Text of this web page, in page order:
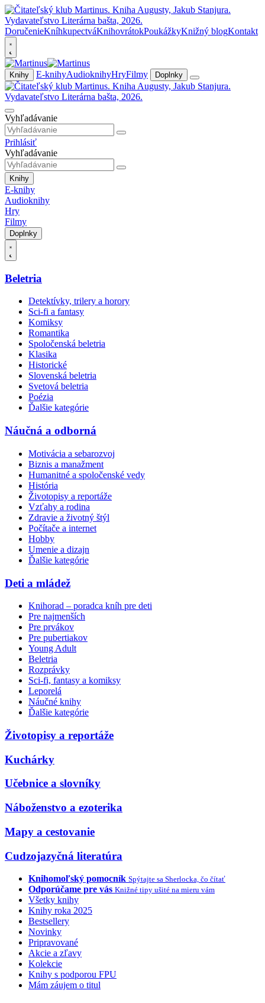
DoručenieKníhkupectváKnihovrátokPoukážkyKnižný blogKontakt
Knihy E-knihyAudioknihyHryFilmy Doplnky
Vyhľadávanie
Prihlásiť
Vyhľadávanie
Knihy
E-knihy
Audioknihy
Hry
Filmy
Doplnky
Beletria
Detektívky, trilery a horory
Sci-fi a fantasy
Komiksy
Romantika
Spoločenská beletria
Klasika
Historické
Slovenská beletria
Svetová beletria
Poézia
Ďalšie kategórie
Náučná a odborná
Motivácia a sebarozvoj
Biznis a manažment
Humanitné a spoločenské vedy
História
Životopisy a reportáže
Vzťahy a rodina
Zdravie a životný štýl
Počítače a internet
Hobby
Umenie a dizajn
Ďalšie kategórie
Deti a mládež
Knihorad – poradca kníh pre deti
Pre najmenších
Pre prvákov
Pre pubertiakov
Young Adult
Beletria
Rozprávky
Sci-fi, fantasy a komiksy
Leporelá
Náučné knihy
Ďalšie kategórie
Životopisy a reportáže
Kuchárky
Učebnice a slovníky
Náboženstvo a ezoterika
Mapy a cestovanie
Cudzojazyčná literatúra
Knihomoľský pomocník Spýtajte sa Sherlocka, čo čítať
Odporúčame pre vás Knižné tipy ušité na mieru vám
Všetky knihy
Knihy roka 2025
Bestsellery
Novinky
Pripravované
Akcie a zľavy
Kolekcie
Knihy s podporou FPU
Mám záujem o titul